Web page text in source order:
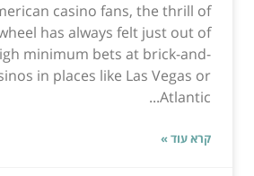
casino fans, the thrill of
has always felt just out of
minimum bets at brick-and-
in places like Las Vegas or
Atlantic...
קרא עוד »